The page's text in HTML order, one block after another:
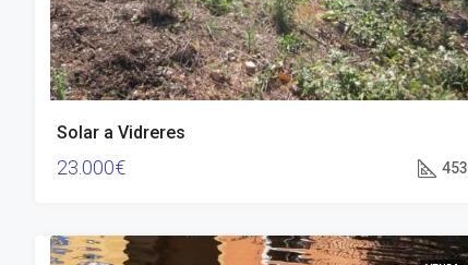
Solar a Vidreres
23.000€ 453